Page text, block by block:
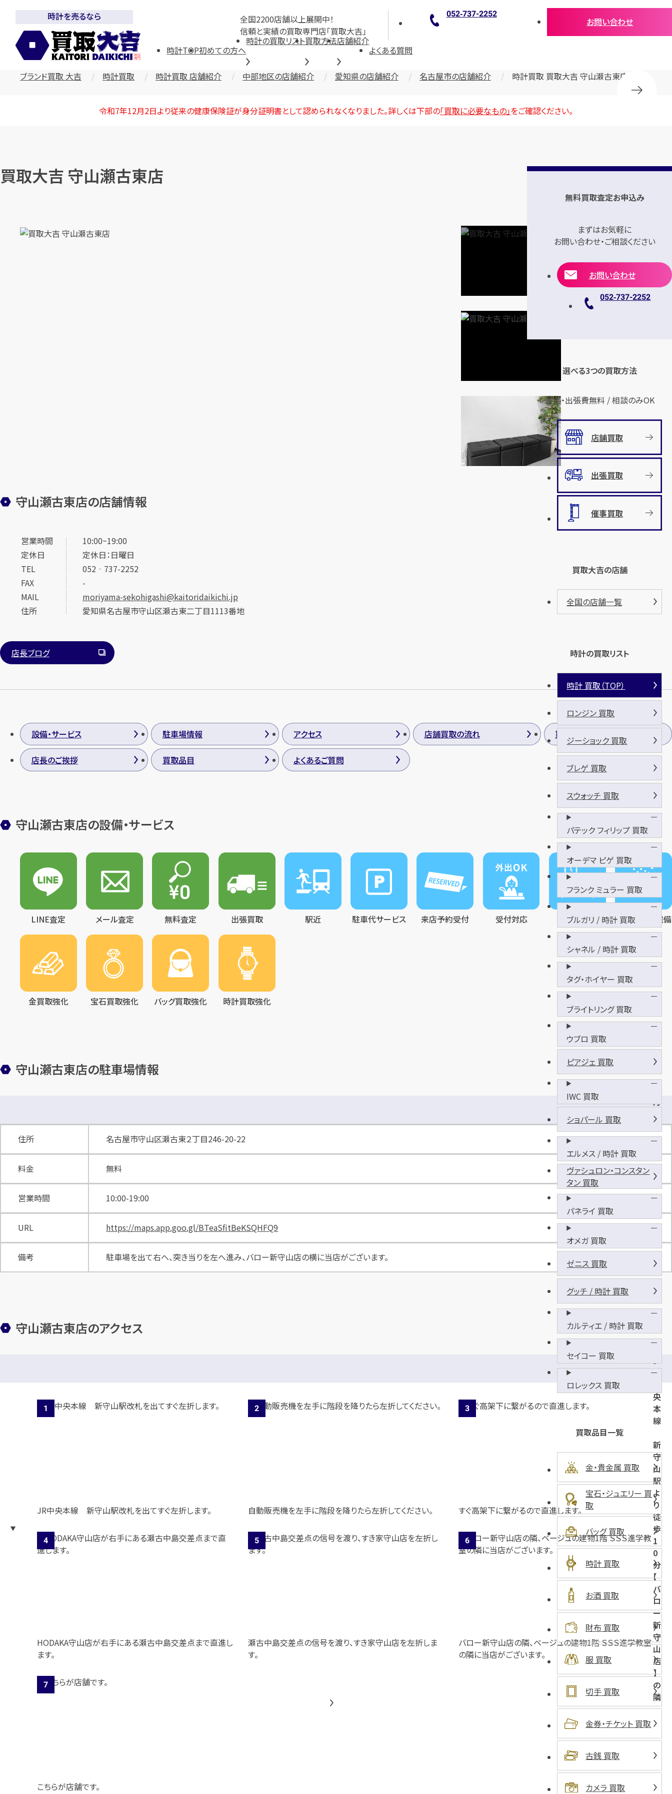
全国2200店舗以上展開中！
信頼と実績の買取専門店「買取大吉」
時計を売るなら 052‐737-2252
お問い合わせ
時計TOP初めての方へ
時計の買取リスト買取方法店舗紹介
よくある質問
ブランド買取 大吉 時計買取 時計買取 店舗紹介 中部地区の店舗紹介 愛知県の店舗紹介 名古屋市の店舗紹介 時計買取 買取大吉 守山瀬古東店
令和7年12月2日より従来の健康保険証が身分証明書として認められなくなりました。詳しくは下部の「買取に必要なもの」をご確認ください。
買取大吉 守山瀬古東店
守山瀬古東店の店舗情報
営業時間
10:00~19:00
定休日
定休日：日曜日
TEL
052‐737-2252
FAX
-
MAIL
moriyama-sekohigashi@kaitoridaikichi.jp
住所
愛知県名古屋市守山区瀬古東二丁目1113番地
店長ブログ
設備・サービス 駐車場情報 アクセス 店舗買取の流れ 買取方法
店長のご挨拶 買取品目 よくあるご質問
守山瀬古東店の設備・サービス
LINE査定 メール査定 無料査定 出張買取 駅近 駐車代サービス 来店予約受付 受付対応 待合室完備 空気清浄機完備
金買取強化 宝石買取強化 バッグ買取強化 時計買取強化
守山瀬古東店の駐車場情報
月
極
駐
車
（
横
井
福
駐
場
）
住所 名古屋市守山区瀬古東２丁目246-20-22
料金 無料
営業時間 10:00-19:00
URL https://maps.app.goo.gl/BTeaSfitBeKSQHFQ9
備考 駐車場を出て右へ、突き当りを左へ進み、バロー新守山店の横に当店がございます。
守山瀬古東店のアクセス
J
R
央
本
線
新
守
山
駅
よ
り
徒
歩
1
0
分
【
バ
ロ
ー
新
守
山
店
】
の
隣
JR中央本線 新守山駅改札を出てすぐ左折します。 自動販売機を左手に階段を降りたら左折してください。 すぐ高架下に繋がるので直進します。
HODAKA守山店が右手にある瀬古中島交差点まで直進し
ます。
瀬古中島交差点の信号を渡り、すき家守山店を左折しま
す。
バロー新守山店の隣、ベージュの建物1階 ＳＳＳ進学教室
の隣に当店がございます。
こちらが店舗です。
無料買取査定お申込み
まずはお気軽に
お問い合わせ・ご相談ください
お問い合わせ
052‐737-2252
選べる3つの買取方法
査定・出張費無料 / 相談のみOK
店舗買取
出張買取
催事買取
買取大吉の店舗
全国の店舗一覧
時計の買取リスト
時計 買取（TOP）
ロンジン 買取
ジーショック 買取
ブレゲ 買取
スウォッチ 買取
パテック フィリップ 買取
オーデマ ピゲ 買取
フランク ミュラー 買取
ブルガリ / 時計 買取
シャネル / 時計 買取
タグ・ホイヤー 買取
ブライトリング 買取
ウブロ 買取
ピアジェ 買取
IWC 買取
ショパール 買取
エルメス / 時計 買取
ヴァシュロン・コンスタン
タン 買取
パネライ 買取
オメガ 買取
ゼニス 買取
グッチ / 時計 買取
カルティエ / 時計 買取
セイコー 買取
ロレックス 買取
買取品目一覧
金・貴金属 買取
宝石・ジュエリー 買
取
バッグ 買取
時計 買取
お酒 買取
財布 買取
服 買取
切手 買取
金券・チケット 買取
古銭 買取
カメラ 買取